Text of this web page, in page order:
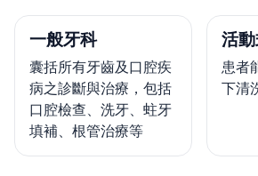
一般牙科
囊括所有牙齒及口腔疾
病之診斷與治療，包括
口腔檢查、洗牙、蛀牙
填補、根管治療等
活
患者
下清